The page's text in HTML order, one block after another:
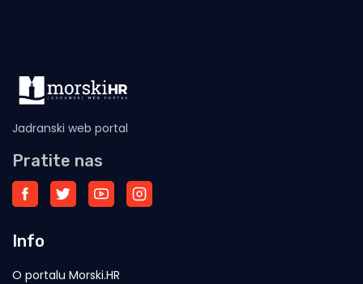
Jadranski web portal
Pratite nas
Info
O portalu Morski.HR